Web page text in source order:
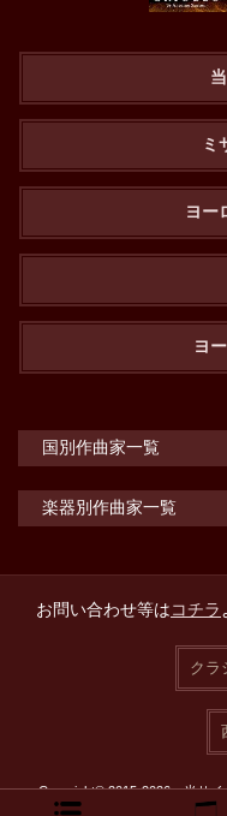
ミ
ヨー
ヨ
国別作曲家一覧
楽器別作曲家一覧
お問い合わせ等はコチラ
クラ
Copyright© 2015-2026 当サイ